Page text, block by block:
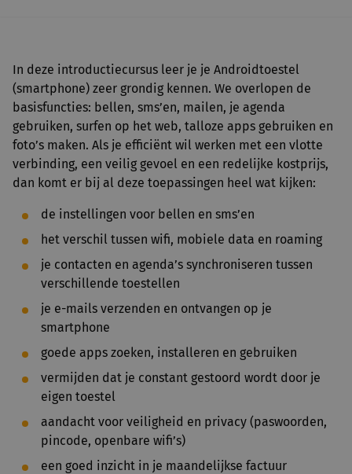
In deze introductiecursus leer je je Androidtoestel
(smartphone) zeer grondig kennen. We overlopen de
basisfuncties: bellen, sms’en, mailen, je agenda
gebruiken, surfen op het web, talloze apps gebruiken en
foto’s maken. Als je efficiënt wil werken met een vlotte
verbinding, een veilig gevoel en een redelijke kostprijs,
dan komt er bij al deze toepassingen heel wat kijken:
de instellingen voor bellen en sms’en
het verschil tussen wifi, mobiele data en roaming
je contacten en agenda’s synchroniseren tussen
verschillende toestellen
je e-mails verzenden en ontvangen op je
smartphone
goede apps zoeken, installeren en gebruiken
vermijden dat je constant gestoord wordt door je
eigen toestel
aandacht voor veiligheid en privacy (paswoorden,
pincode, openbare wifi’s)
een goed inzicht in je maandelijkse factuur